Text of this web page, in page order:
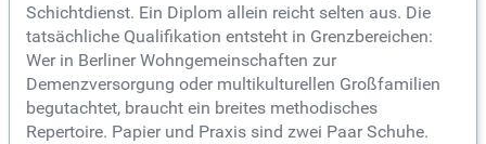
Schichtdienst. Ein Diplom allein reicht selten aus. Die
tatsächliche Qualifikation entsteht in Grenzbereichen:
Wer in Berliner Wohngemeinschaften zur
Demenzversorgung oder multikulturellen Großfamilien
begutachtet, braucht ein breites methodisches
Repertoire. Papier und Praxis sind zwei Paar Schuhe.